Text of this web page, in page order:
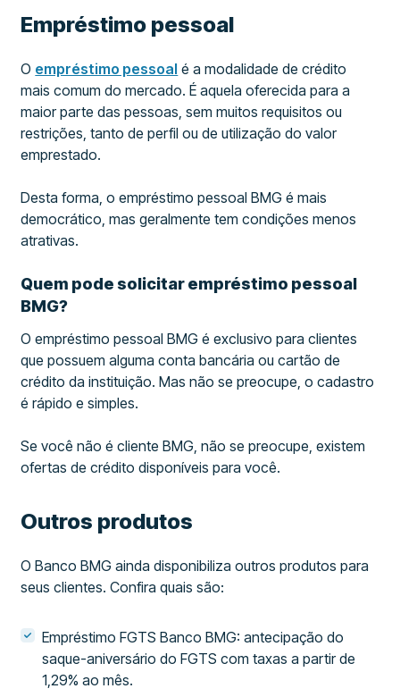
Empréstimo pessoal
O empréstimo pessoal é a modalidade de crédito
mais comum do mercado. É aquela oferecida para a
maior parte das pessoas, sem muitos requisitos ou
restrições, tanto de perfil ou de utilização do valor
emprestado.
Desta forma, o empréstimo pessoal BMG é mais
democrático, mas geralmente tem condições menos
atrativas.
Quem pode solicitar empréstimo pessoal
BMG?
O empréstimo pessoal BMG é exclusivo para clientes
que possuem alguma conta bancária ou cartão de
crédito da instituição. Mas não se preocupe, o cadastro
é rápido e simples.
Se você não é cliente BMG, não se preocupe, existem
ofertas de crédito disponíveis para você.
Outros produtos
O Banco BMG ainda disponibiliza outros produtos para
seus clientes. Confira quais são:
Empréstimo FGTS Banco BMG: antecipação do
saque-aniversário do FGTS com taxas a partir de
1,29% ao mês.